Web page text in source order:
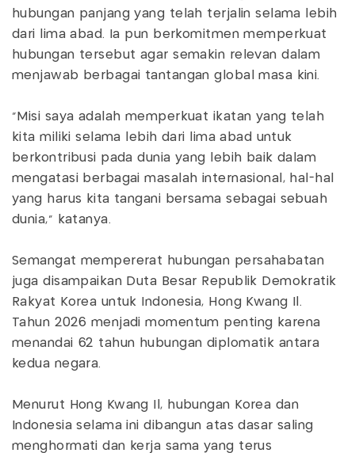
hubungan panjang yang telah terjalin selama lebih
dari lima abad. Ia pun berkomitmen memperkuat
hubungan tersebut agar semakin relevan dalam
menjawab berbagai tantangan global masa kini.
“Misi saya adalah memperkuat ikatan yang telah
kita miliki selama lebih dari lima abad untuk
berkontribusi pada dunia yang lebih baik dalam
mengatasi berbagai masalah internasional, hal-hal
yang harus kita tangani bersama sebagai sebuah
dunia,” katanya.
Semangat mempererat hubungan persahabatan
juga disampaikan Duta Besar Republik Demokratik
Rakyat Korea untuk Indonesia, Hong Kwang Il.
Tahun 2026 menjadi momentum penting karena
menandai 62 tahun hubungan diplomatik antara
kedua negara.
Menurut Hong Kwang Il, hubungan Korea dan
Indonesia selama ini dibangun atas dasar saling
menghormati dan kerja sama yang terus